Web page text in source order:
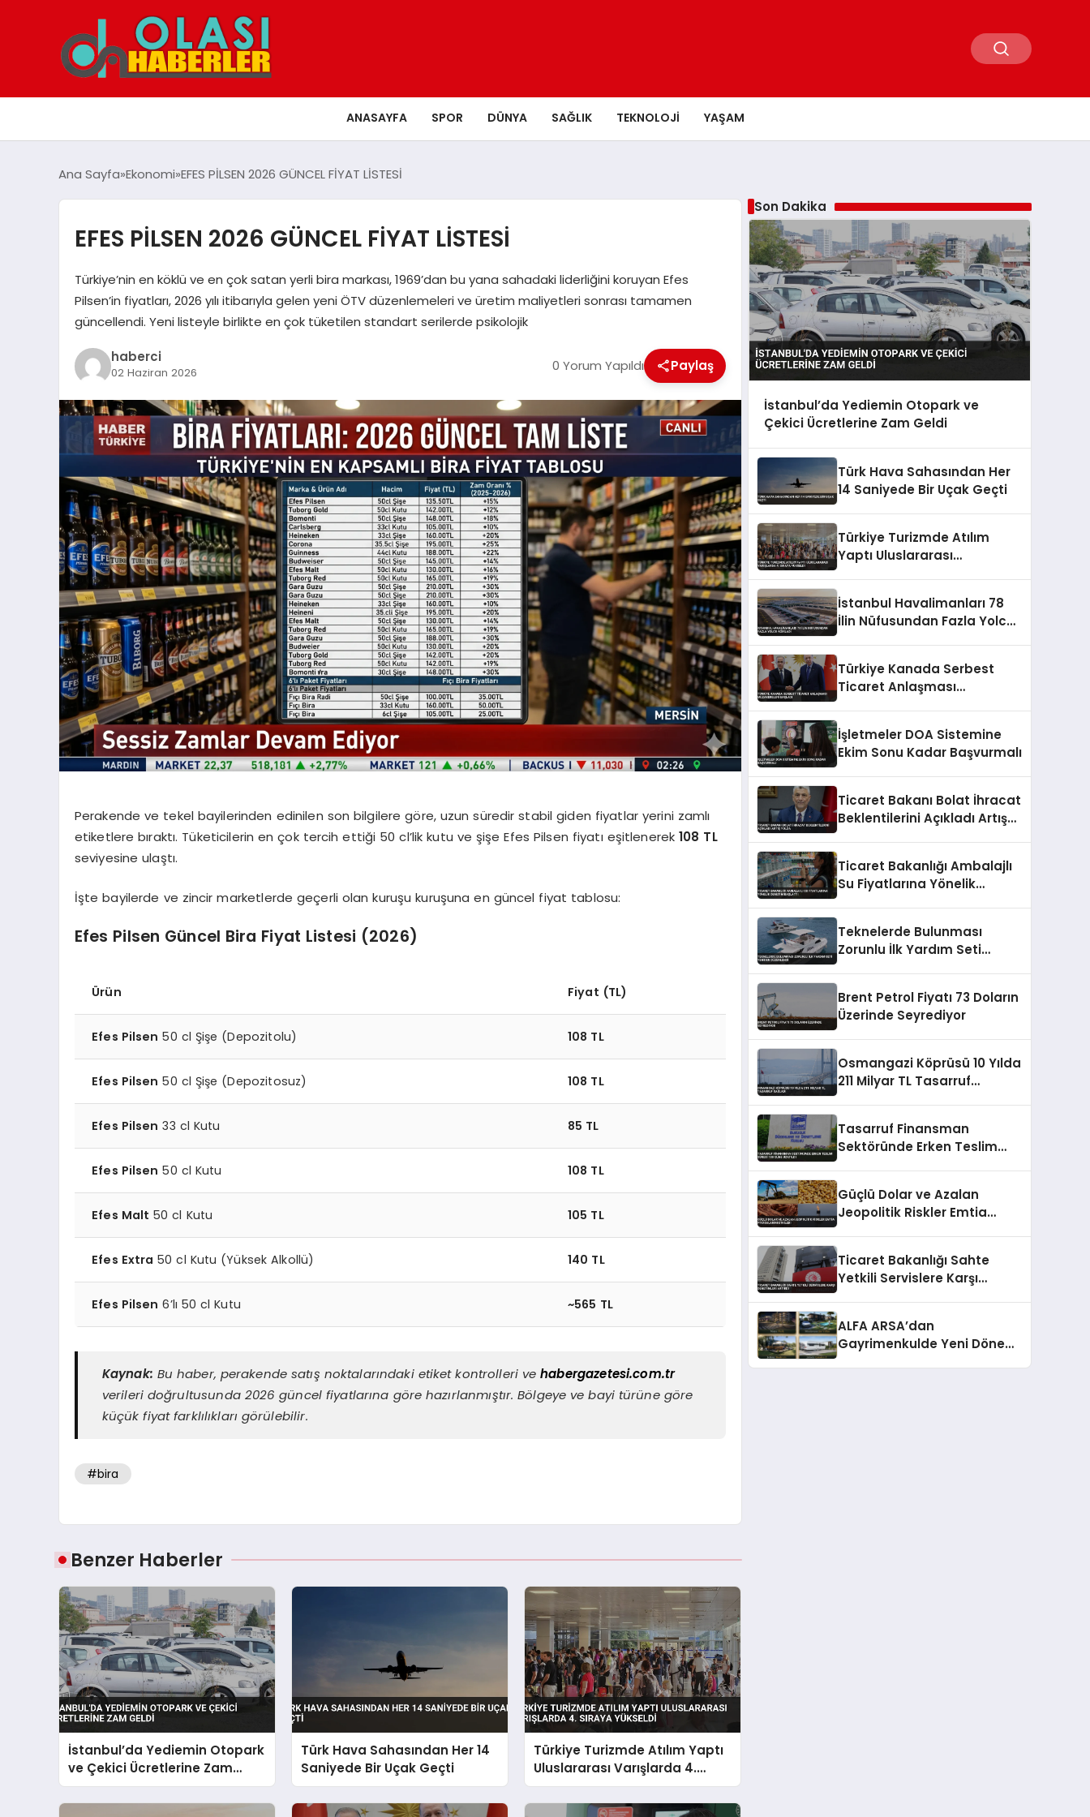
ANASAYFA SPOR DÜNYA SAĞLIK TEKNOLOJI YAŞAM
Ana Sayfa Ekonomi EFES PİLSEN 2026 GÜNCEL FİYAT LİSTESİ
EFES PİLSEN 2026 GÜNCEL FİYAT LİSTESİ
Türkiye’nin en köklü ve en çok satan yerli bira markası, 1969’dan bu yana sahadaki liderliğini koruyan Efes
Pilsen’in fiyatları, 2026 yılı itibarıyla gelen yeni ÖTV düzenlemeleri ve üretim maliyetleri sonrası tamamen
güncellendi. Yeni listeyle birlikte en çok tüketilen standart serilerde psikolojik
haberci
02 Haziran 2026 0 Yorum Yapıldı Paylaş
Perakende ve tekel bayilerinden edinilen son bilgilere göre, uzun süredir stabil giden fiyatlar yerini zamlı
etiketlere bıraktı. Tüketicilerin en çok tercih ettiği 50 cl’lik kutu ve şişe Efes Pilsen fiyatı eşitlenerek108 TL
seviyesine ulaştı.
İşte bayilerde ve zincir marketlerde geçerli olan kuruşu kuruşuna en güncel fiyat tablosu:
Efes Pilsen Güncel Bira Fiyat Listesi (2026)
Ürün Fiyat (TL)
Efes Pilsen 50 cl Şişe (Depozitolu) 108 TL
Efes Pilsen 50 cl Şişe (Depozitosuz) 108 TL
Efes Pilsen 33 cl Kutu 85 TL
Efes Pilsen 50 cl Kutu 108 TL
Efes Malt 50 cl Kutu 105 TL
Efes Extra 50 cl Kutu (Yüksek Alkollü) 140 TL
Efes Pilsen 6’lı 50 cl Kutu ~565 TL
Kaynak: Bu haber, perakende satış noktalarındaki etiket kontrolleri vehabergazetesi.com.tr
verileri doğrultusunda 2026 güncel fiyatlarına göre hazırlanmıştır. Bölgeye ve bayi türüne göre
küçük fiyat farklılıkları görülebilir.
#bira
Benzer Haberler
İstanbul’da Yediemin Otopark
ve Çekici Ücretlerine Zam
Geldi
Türk Hava Sahasından Her 14
Saniyede Bir Uçak Geçti
Türkiye Turizmde Atılım Yaptı
Uluslararası Varışlarda 4.
Sıraya Yükseldi
Son Dakika
İstanbul’da Yediemin Otopark ve
Çekici Ücretlerine Zam Geldi
Türk Hava Sahasından Her
14 Saniyede Bir Uçak Geçti
Türkiye Turizmde Atılım
Yaptı Uluslararası
İstanbul Havalimanları 78
İlin Nüfusundan Fazla Yolcu
Türkiye Kanada Serbest
Ticaret Anlaşması
İşletmeler DOA Sistemine
Ekim Sonu Kadar Başvurmalı
Ticaret Bakanı Bolat İhracat
Beklentilerini Açıkladı Artış
Ticaret Bakanlığı Ambalajlı
Su Fiyatlarına Yönelik
Teknelerde Bulunması
Zorunlu İlk Yardım Seti
Brent Petrol Fiyatı 73 Doların
Üzerinde Seyrediyor
Osmangazi Köprüsü 10 Yılda
211 Milyar TL Tasarruf
Tasarruf Finansman
Sektöründe Erken Teslim
Güçlü Dolar ve Azalan
Jeopolitik Riskler Emtia
Ticaret Bakanlığı Sahte
Yetkili Servislere Karşı
ALFA ARSA’dan
Gayrimenkulde Yeni Dönem: